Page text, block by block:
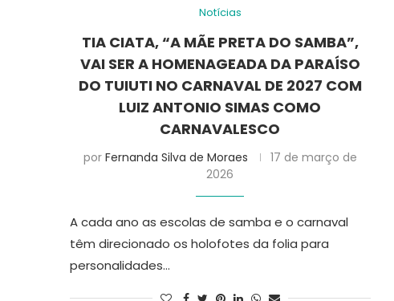
Notícias
TIA CIATA, “A MÃE PRETA DO SAMBA”,
VAI SER A HOMENAGEADA DA PARAÍSO
DO TUIUTI NO CARNAVAL DE 2027 COM
LUIZ ANTONIO SIMAS COMO
CARNAVALESCO
por Fernanda Silva de Moraes
17 de março de
2026
A cada ano as escolas de samba e o carnaval
têm direcionado os holofotes da folia para
personalidades…